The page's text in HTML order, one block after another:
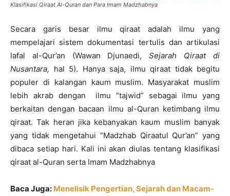
Klasifikasi Qiraat Al-Quran dan Para Imam Madzhabnya
Secara garis besar ilmu qiraat adalah ilmu yang
mempelajari sistem dokumentasi tertulis dan artikulasi
lafal al-Qur’an (Wawan Djunaedi,Sejarah Qiraat di
Nusantara, hal 5). Hanya saja, ilmu qiraat tidak begitu
populer di kalangan kaum muslim. Masyarakat muslim
lebih akrab dengan ilmu “tajwid” sebagai ilmu yang
berkaitan dengan bacaan ilmu al-Quran ketimbang ilmu
qiraat. Tak heran jika kebanyakan kaum muslim banyak
yang tidak mengetahui “Madzhab Qiraatul Qur’an” yang
dibaca setiap hari. Kali ini akan diulas tentang klasifikasi
qiraat al-Quran serta Imam Madzhabnya
Baca Juga: Menelisik Pengertian, Sejarah dan Macam-